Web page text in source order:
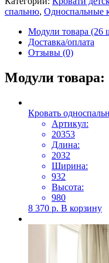
спальню, Односпальные
Модули товара (26
Доставка/оплата
Отзывы (0)
Модули товара:
Кровать
Артикул:
20353
Длина:
2032
Ширина:
932
Высота:
980
8 370 р. В корзину